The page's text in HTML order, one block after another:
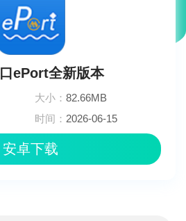
ePort全新版本
大小：82.66MB
时间： 2026-06-15
安卓下载